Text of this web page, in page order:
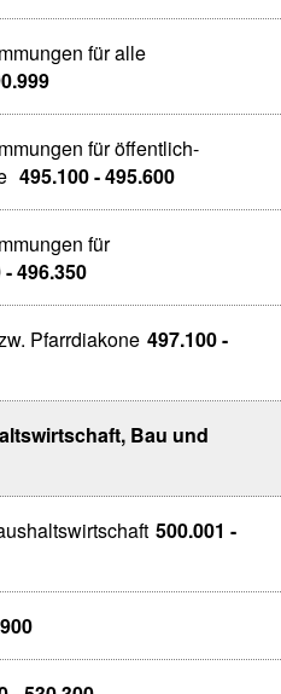
für alle
für öffentlich-
495.100 - 495.600
für
496.350
Pfarrdiakone 497.100 -
Bau und
500.001 -